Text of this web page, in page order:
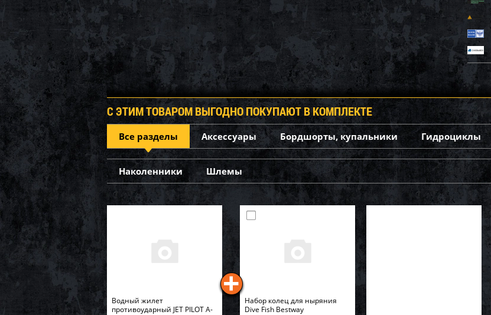
С ЭТИМ ТОВАРОМ ВЫГОДНО ПОКУПАЮТ В КОМПЛЕКТЕ
Все разделы Аксессуары Бордшорты, купальники Гидроциклы
Наколенники Шлемы
Водный жилет
противоударный JET PILOT A-
Набор колец для ныряния
Dive Fish Bestway